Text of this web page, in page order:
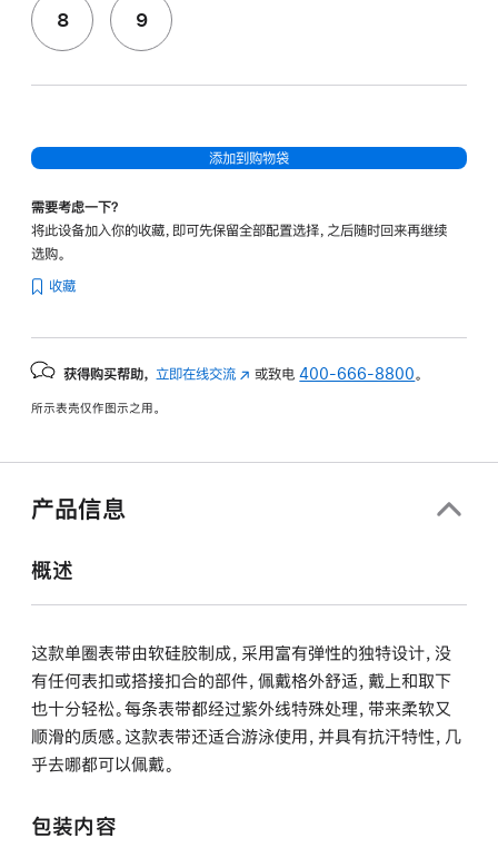
8 9
添加到购物袋
需要考虑一下？
将此设备加入你的收藏，即可先保留全部配置选择，之后随时回来再继续
选购。
收藏
获得购买帮助， 立即在线交流 (在
中
或致电400-666-8800 。
所示表壳仅作图示之用。
产品信息
概述
这款单圈表带由软硅胶制成，采用富有弹性的独特设计，没
有任何表扣或搭接扣合的部件，佩戴格外舒适，戴上和取下
也十分轻松。每条表带都经过紫外线特殊处理，带来柔软又
顺滑的质感。这款表带还适合游泳使用，并具有抗汗特性，几
乎去哪都可以佩戴。
包装内容